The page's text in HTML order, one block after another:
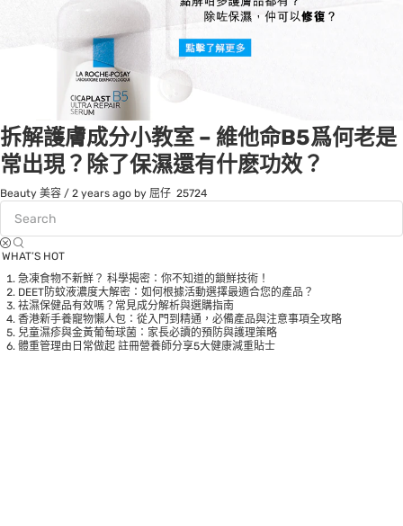
拆解護膚成分小教室 – 維他命B5爲何老是
常出現？除了保濕還有什麽功效？
Beauty 美容 / 2 years ago by 屈仔 25724
WHAT’S HOT
急凍食物不新鮮？ 科學揭密：你不知道的鎖鮮技術！
DEET防蚊液濃度大解密：如何根據活動選擇最適合您的產品？
袪濕保健品有效嗎？常見成分解析與選購指南
香港新手養寵物懶人包：從入門到精通，必備產品與注意事項全攻略
兒童濕疹與金黃葡萄球菌：家長必讀的預防與護理策略
體重管理由日常做起 註冊營養師分享5大健康減重貼士